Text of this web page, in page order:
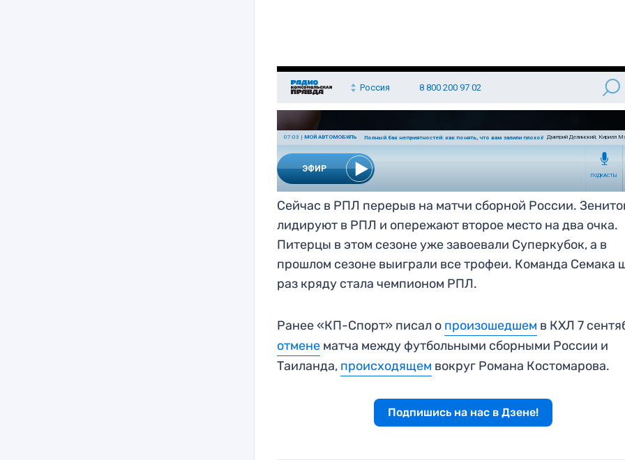
Сейчас в РПЛ перерыв на матчи сборной России.
лидируют в РПЛ и опережают второе место на два очка.
Питерцы в этом сезоне уже завоевали Суперкубок, а в
прошлом сезоне выиграли все трофеи. Команда Семака
раз кряду стала чемпионом РПЛ.
Ранее «КП-Спорт» писал о произошедшем в КХЛ 7
отмене матча между футбольными сборными России и
Таиланда, происходящем вокруг Романа Костомарова.
Подпишись на нас в Дзене!